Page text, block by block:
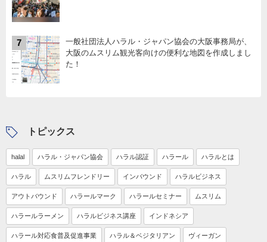
7
一般社団法人ハラル・ジャパン協会の大阪事務局が、
大阪のムスリム観光客向けの便利な地図を作成しまし
た！
トピックス
halal ハラル・ジャパン協会 ハラル認証 ハラール ハラルとは
ハラル ムスリムフレンドリー インバウンド ハラルビジネス
アウトバウンド ハラールマーク ハラールセミナー ムスリム
ハラールラーメン ハラルビジネス講座 インドネシア
ハラール対応食普及促進事業 ハラル＆ベジタリアン ヴィーガン